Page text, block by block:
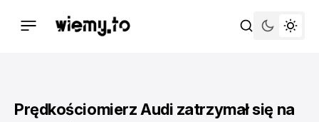
Prędkościomierz Audi zatrzymał się na